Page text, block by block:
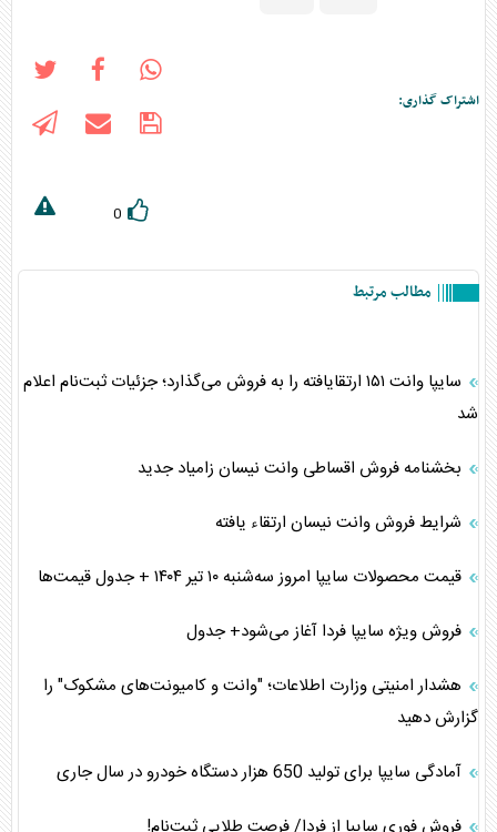
اشتراک گذاری:
0
مطالب مرتبط
سایپا وانت ۱۵۱ ارتقایافته را به فروش می‌گذارد؛ جزئیات ثبت‌نام اعلام
شد
بخشنامه فروش اقساطی وانت نیسان زامیاد جدید
شرایط فروش وانت نیسان ارتقاء یافته
قیمت محصولات سایپا امروز سه‌شنبه ۱۰ تیر ۱۴۰۴ + جدول قیمت‌ها
فروش ویژه سایپا فردا آغاز می‌شود+ جدول
هشدار امنیتی وزارت اطلاعات؛ "وانت و کامیونت‌های مشکوک" را
گزارش دهید
آمادگی سایپا برای تولید 650 هزار دستگاه خودرو در سال جاری